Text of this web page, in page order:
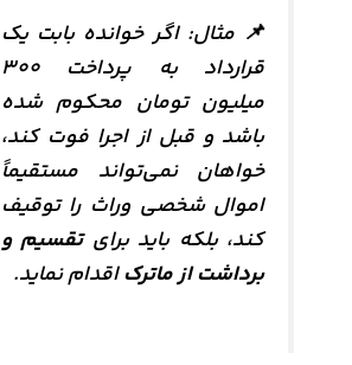
📌 مثال: اگر خوانده بابت یک
قرارداد به پرداخت ۳۰۰
میلیون تومان محکوم شده
باشد و قبل از اجرا فوت کند،
خواهان نمی‌تواند مستقیماً
اموال شخصی وراث را توقیف
کند، بلکه باید برایتقسیم و
برداشت از ماترکاقدام نماید.